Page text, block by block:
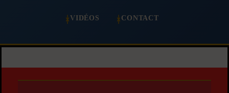
VIDÉOS CONTACT